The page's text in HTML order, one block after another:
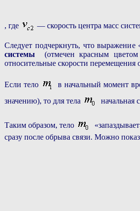
, где — скорость центра масс
Следует подчеркнуть, что
системы (отмечен красным
относительные скорости перемещения
Если тело
в начальный момент
значению), то для тела
начальная
Таким образом, тело
сразу после обрыва связи. Можно